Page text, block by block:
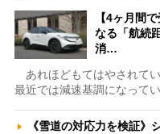
【4ヶ月間
なる「航続
消…
あれほどもてはやされてい
最近では減速基調になって
《雪道の対応力を検証》